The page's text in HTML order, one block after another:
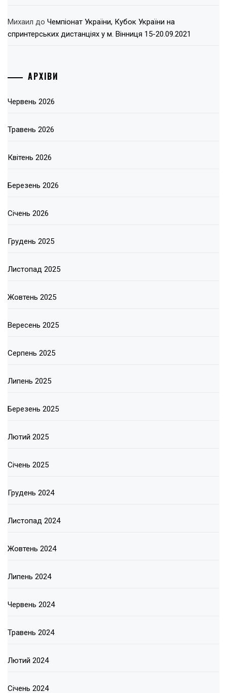
Михаил до Чемпіонат України, Кубок України на
спринтерських дистанціях у м. Вінниця 15-20.09.2021
АРХІВИ
Червень 2026
Травень 2026
Квітень 2026
Березень 2026
Січень 2026
Грудень 2025
Листопад 2025
Жовтень 2025
Вересень 2025
Серпень 2025
Липень 2025
Березень 2025
Лютий 2025
Січень 2025
Грудень 2024
Листопад 2024
Жовтень 2024
Липень 2024
Червень 2024
Травень 2024
Лютий 2024
Січень 2024